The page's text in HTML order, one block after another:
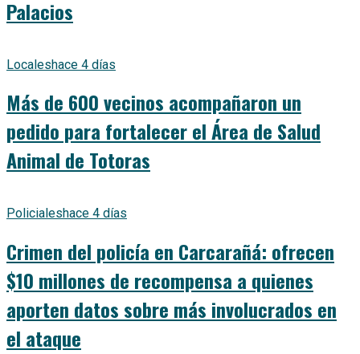
Palacios
Localeshace 4 días
Más de 600 vecinos acompañaron un
pedido para fortalecer el Área de Salud
Animal de Totoras
Policialeshace 4 días
Crimen del policía en Carcarañá: ofrecen
$10 millones de recompensa a quienes
aporten datos sobre más involucrados en
el ataque